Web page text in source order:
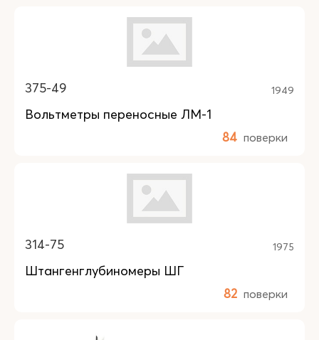
375-49 1949
Вольтметры переносные ЛМ-1
84 поверки
314-75 1975
Штангенглубиномеры ШГ
82 поверки